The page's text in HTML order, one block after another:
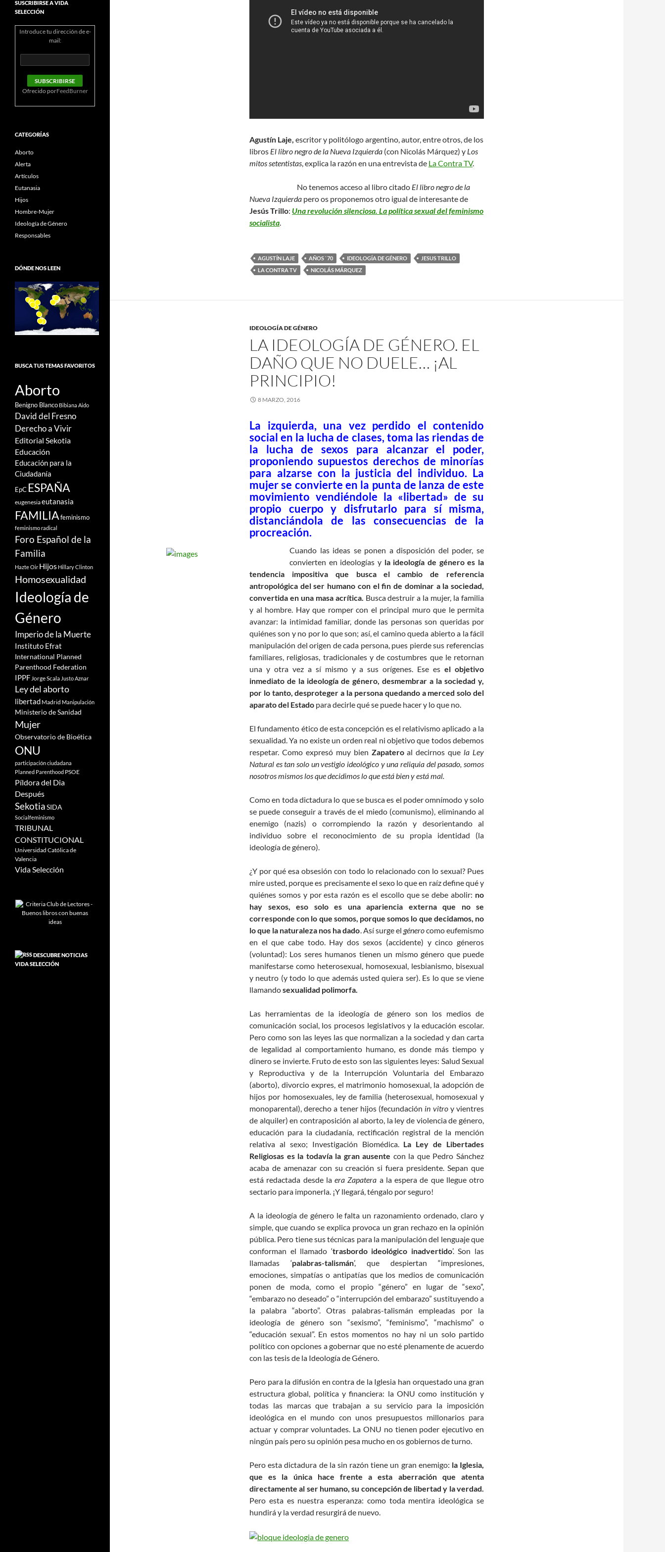
Agustín Laje, escritor y politólogo argentino, autor, entre otros, de los
libros El libro negro de la Nueva Izquierda (con Nicolás Márquez) y Los
mitos setentistas, explica la razón en una entrevista de La Contra TV.
No tenemos acceso al libro citado El libro negro de la
Nueva Izquierda pero os proponemos otro igual de interesante de
Jesús Trillo: Una revolución silenciosa. La política sexual del feminismo
socialista.
AGUSTÍN LAJE AÑOS `70 IDEOLOGÍA DE GÉNERO
JESUS TRILLO
LA CONTRA TV
NICOLÁS MÁRQUEZ
IDEOLOGÍA DE GÉNERO
LA IDEOLOGÍA DE GÉNERO. EL
DAÑO QUE NO DUELE… ¡AL
PRINCIPIO!
8 MARZO, 2016
La izquierda, una vez perdido el contenido
social en la lucha de clases, toma las riendas de
la lucha de sexos para alcanzar el poder,
proponiendo supuestos derechos de minorías
para alzarse con la justicia del individuo. La
mujer se convierte en la punta de lanza de este
movimiento vendiéndole la «libertad» de su
propio cuerpo y disfrutarlo para sí misma,
distanciándola de las consecuencias de la
procreación.
Cuando las ideas se ponen a disposición del poder, se
convierten en ideologías y la ideología de género es la
tendencia impositiva que busca el cambio de referencia
antropológica del ser humano con el fin de dominar a la sociedad,
convertida en una masa acrítica. Busca destruir a la mujer, la familia
y al hombre. Hay que romper con el principal muro que le permita
avanzar: la intimidad familiar, donde las personas son queridas por
quiénes son y no por lo que son; así, el camino queda abierto a la fácil
manipulación del origen de cada persona, pues pierde sus referencias
familiares, religiosas, tradicionales y de costumbres que le retornan
una y otra vez a sí mismo y a sus orígenes. Ese esel objetivo
inmediato de la ideología de género, desmembrar a la sociedad y,
por lo tanto, desproteger a la persona quedando a merced solo del
aparato del Estado para decirle qué se puede hacer y lo que no.
El fundamento ético de esta concepción es el relativismo aplicado a la
sexualidad. Ya no existe un orden real ni objetivo que todos debemos
respetar. Como expresó muy bien Zapateroal decirnos que la Ley
Natural es tan solo un vestigio ideológico y una reliquia del pasado, somos
nosotros mismos los que decidimos lo que está bien y está mal.
Como en toda dictadura lo que se busca es el poder omnímodo y solo
se puede conseguir a través de el miedo (comunismo), eliminando al
enemigo (nazis) o corrompiendo la razón y desorientando al
individuo sobre el reconocimiento de su propia identidad (la
ideología de género).
¿Y por qué esa obsesión con todo lo relacionado con lo sexual? Pues
mire usted, porque es precisamente el sexo lo que en raíz define qué y
quiénes somos y por esta razón es el escollo que se debe abolir: no
hay sexos, eso solo es una apariencia externa que no se
corresponde con lo que somos, porque somos lo que decidamos, no
lo que la naturaleza nos ha dado. Así surge el génerocomo eufemismo
en el que cabe todo. Hay dos sexos (accidente) y cinco géneros
(voluntad): Los seres humanos tienen un mismo género que puede
manifestarse como heterosexual, homosexual, lesbianismo, bisexual
y neutro (y todo lo que además usted quiera ser). Es lo que se viene
llamandosexualidad polimorfa.
Las herramientas de la ideología de género son los medios de
comunicación social, los procesos legislativos y la educación escolar.
Pero como son las leyes las que normalizan a la sociedad y dan carta
de legalidad al comportamiento humano, es donde más tiempo y
dinero se invierte. Fruto de esto son las siguientes leyes: Salud Sexual
y Reproductiva y de la Interrupción Voluntaria del Embarazo
(aborto), divorcio expres, el matrimonio homosexual, la adopción de
hijos por homosexuales, ley de familia (heterosexual, homosexual y
monoparental), derecho a tener hijos (fecundación in vitroy vientres
de alquiler) en contraposición al aborto, la ley de violencia de género,
educación para la ciudadanía, rectificación registral de la mención
relativa al sexo; Investigación Biomédica. La Ley de Libertades
Religiosas es la todavía la gran ausente con la que Pedro Sánchez
acaba de amenazar con su creación si fuera presidente. Sepan que
está redactada desde la era Zapatera a la espera de que llegue otro
sectario para imponerla. ¡Y llegará, téngalo por seguro!
A la ideología de género le falta un razonamiento ordenado, claro y
simple, que cuando se explica provoca un gran rechazo en la opinión
pública. Pero tiene sus técnicas para la manipulación del lenguaje que
conforman el llamado ‘trasbordo ideológico inadvertido’. Son las
llamadas ‘palabras-talismán’, que despiertan “impresiones,
emociones, simpatías o antipatías que los medios de comunicación
ponen de moda, como el propio “género” en lugar de “sexo”,
“embarazo no deseado” o “interrupción del embarazo” sustituyendo a
la palabra “aborto”. Otras palabras-talismán empleadas por la
ideología de género son “sexismo”, “feminismo”, “machismo” o
“educación sexual”. En estos momentos no hay ni un solo partido
político con opciones a gobernar que no esté plenamente de acuerdo
con las tesis de la Ideología de Género.
Pero para la difusión en contra de la Iglesia han orquestado una gran
estructura global, política y financiera: la ONU como institución y
todas las marcas que trabajan a su servicio para la imposición
ideológica en el mundo con unos presupuestos millonarios para
actuar y comprar voluntades. La ONU no tienen poder ejecutivo en
ningún país pero su opinión pesa mucho en os gobiernos de turno.
Pero esta dictadura de la sin razón tiene un gran enemigo: la Iglesia,
que es la única hace frente a esta aberración que atenta
directamente al ser humano, su concepción de libertad y la verdad.
Pero esta es nuestra esperanza: como toda mentira ideológica se
hundirá y la verdad resurgirá de nuevo.
SUSCRIBIRSE A VIDA
SELECCIÓN
Introduce tu dirección de e-
mail:
Ofrecido porFeedBurner
CATEGORÍAS
Aborto
Alerta
Artículos
Eutanasia
Hijos
Hombre-Mujer
Ideología de Género
Responsables
DÓNDE NOS LEEN
BUSCA TUS TEMAS FAVORITOS
Aborto
Benigno Blanco Bibiana Aido
David del Fresno
Derecho a Vivir
Editorial Sekotia
Educación
Educación para la
Ciudadanía
EpC ESPAÑA
eugenesiaeutanasia
FAMILIAfeminismo
feminismo radical
Foro Español de la
Familia
Hazte Oir Hijos Hillary Clinton
Homosexualidad
Ideología de
Género
Imperio de la Muerte
Instituto Efrat
International Planned
Parenthood Federation
IPPFJorge Scala Justo Aznar
Ley del aborto
libertad Madrid Manipulación
Ministerio de Sanidad
Mujer
Observatorio de Bioética
ONU
participación ciudadana
Planned Parenthood PSOE
Píldora del Dia
Después
SekotiaSIDA
Socialfeminismo
TRIBUNAL
CONSTITUCIONAL
Universidad Católica de
Valencia
Vida Selección
DESCUBRE NOTICIAS
VIDA SELECCIÓN